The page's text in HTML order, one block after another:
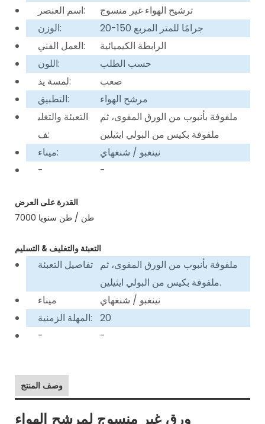
اسم العنصر:
ترشيح الهواء غير منسوج
الوزن:
20-150 جرامًا للمتر المربع
العمل الفني:
الرابطة الكيميائية
اللون:
حسب الطلب
لمسة يد:
صعب
التطبيق:
مرشح الهواء
التعبئة والتغلي
ف:
ملفوفة بأنبوب من الورق المقوى، ثم
ملفوفة بكيس من البولي ايثيلين
ميناء:
نينغبو / شنغهاي
-
-
القدرة على العرض
7000 طن / طن سنويا
التعبئة والتغليف & التسليم
تفاصيل التعبئة ملفوفة بأنبوب من الورق المقوى، ثم
ملفوفة بكيس من البولي ايثيلين.
ميناء
نينغبو / شنغهاي
المهلة الزمنية:
20
-
-
وصف المنتج
ورق غير منسوج لمرشح الهواء